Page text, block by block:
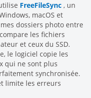
FreeFileSync , un
macOS et
dossiers photo entre
les fichiers
et ceux du SSD.
le logiciel copie les
qui ne sont plus
synchronisée.
limite les erreurs